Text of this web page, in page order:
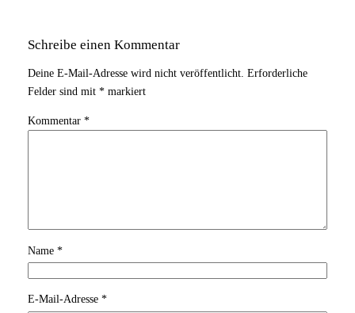
Schreibe einen Kommentar
Deine E-Mail-Adresse wird nicht veröffentlicht. Erforderliche
Felder sind mit *markiert
Kommentar *
Name *
E-Mail-Adresse *